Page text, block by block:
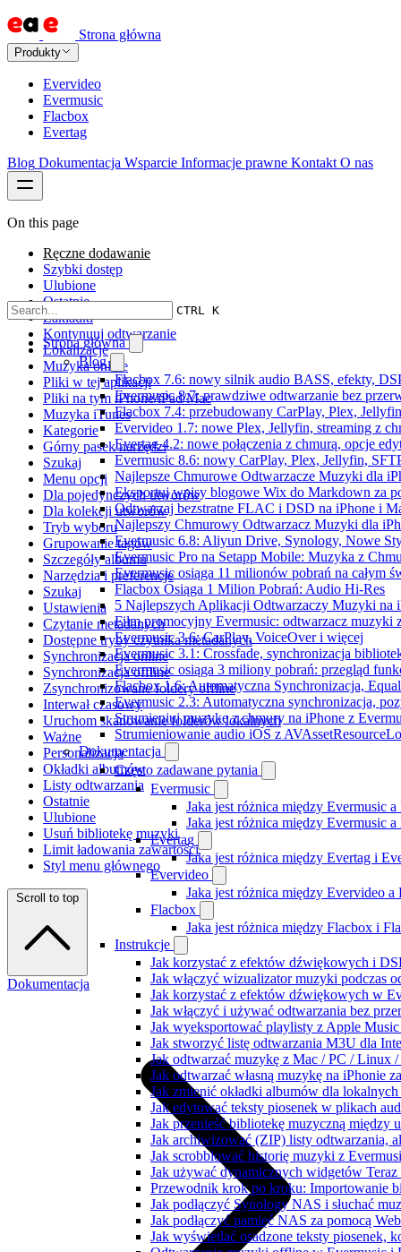
Strona główna
Produkty
Evervideo
Evermusic
Flacbox
Evertag
Blog Dokumentacja Wsparcie Informacje prawne Kontakt O nas
CTRL K
Strona główna
Blog
Flacbox 7.6: nowy silnik audio BASS, efekty,
Evermusic 8.7: prawdziwe odtwarzanie bez
Flacbox 7.4: przebudowany CarPlay, Plex,
Evervideo 1.7: nowe Plex, Jellyfin, streaming z
Evertag 4.2: nowe połączenia z chmurą, opcje
Evermusic 8.6: nowy CarPlay, Plex, Jellyfin,
Najlepsze Chmurowe Odtwarzacze Muzyki dla
Eksportuj wpisy blogowe Wix do Markdown za
Odtwarzaj bezstratne FLAC i DSD na iPhone i
Najlepszy Chmurowy Odtwarzacz Muzyki dla
Evermusic 6.8: Aliyun Drive, Synology, Nowe
Evermusic Pro na Setapp Mobile: Muzyka z
Evermusic osiąga 11 milionów pobrań na całym
Flacbox Osiąga 1 Milion Pobrań: Audio Hi-Res
5 Najlepszych Aplikacji Odtwarzaczy Muzyki na
Film promocyjny Evermusic: odtwarzacz muzyki
Evermusic 3.6: CarPlay, VoiceOver i więcej
Evermusic 3.1: Crossfade, synchronizacja
Evermusic osiąga 3 miliony pobrań: przegląd
Flacbox 1.6: Automatyczna Synchronizacja,
Evermusic 2.3: Automatyczna synchronizacja,
Strumieniuj muzykę z chmury na iPhone z
Strumieniowanie audio iOS z
Dokumentacja
Często zadawane pytania
Evermusic
Jaka jest różnica między Evermusic
Jaka jest różnica między Evermusic
Evertag
Jaka jest różnica między Evertag i
Evervideo
Jaka jest różnica między Evervideo a
Flacbox
Jaka jest różnica między Flacbox i
Instrukcje
Jak korzystać z efektów dźwiękowych i
Jak włączyć wizualizator muzyki podczas
Jak korzystać z efektów dźwiękowych w
Jak włączyć i używać odtwarzania bez
Jak wyeksportować playlisty z Apple
Jak stworzyć listę odtwarzania M3U dla
Jak odtwarzać muzykę z Mac / PC /
Jak odtwarzać własną muzykę na iPhonie
Jak zmienić okładki albumów dla
Jak edytować teksty piosenek w plikach
Jak przenieść bibliotekę muzyczną
Jak archiwizować (ZIP) listy odtwarzania,
Jak scrobblować historię muzyki z
Jak używać dynamicznych widgetów
Przewodnik krok po kroku: Importowanie
Jak podłączyć Synology NAS i słuchać
Jak podłączyć pamięć NAS za pomocą
Jak wyświetlać osadzone teksty piosenek,
On this page
Ręczne dodawanie
Szybki dostęp
Ulubione
Ostatnie
Zakładki
Kontynuuj odtwarzanie
Lokalizacje
Muzyka online
Pliki w tej aplikacji
Pliki na tym iPhone/iPad/Mac
Muzyka iTunes
Kategorie
Górny pasek narzędzi
Szukaj
Menu opcji
Dla pojedynczych utworów
Dla kolekcji utworów
Tryb wyboru
Grupowanie tagów
Szczegóły albumu
Narzędzia i preferencje
Szukaj
Ustawienia
Czytanie metadanych
Dostępne tryby czytnika metadanych
Synchronizacja online
Synchronizacja offline
Zsynchronizowane foldery offline
Interwał czasowy
Uruchom skanowanie folderów lokalnych
Ważne
Personalizacja
Okładki albumów
Listy odtwarzania
Ostatnie
Ulubione
Usuń bibliotekę muzyki
Limit ładowania zawartości
Styl menu głównego
Scroll to top
Dokumentacja